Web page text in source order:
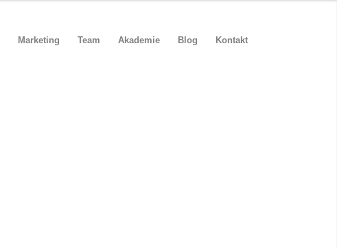
Marketing Team Akademie Blog Kontakt